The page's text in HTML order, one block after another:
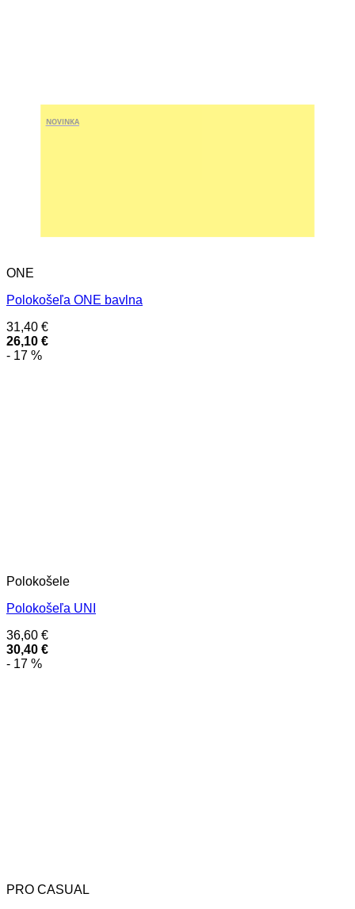
NOVINKA
ONE
Polokošeľa ONE bavlna
31,40 €
26,10 €
- 17 %
Polokošele
Polokošeľa UNI
36,60 €
30,40 €
- 17 %
PRO CASUAL